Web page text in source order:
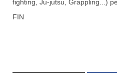
fighting, Ju-jutsu, Grappling...)
FIN